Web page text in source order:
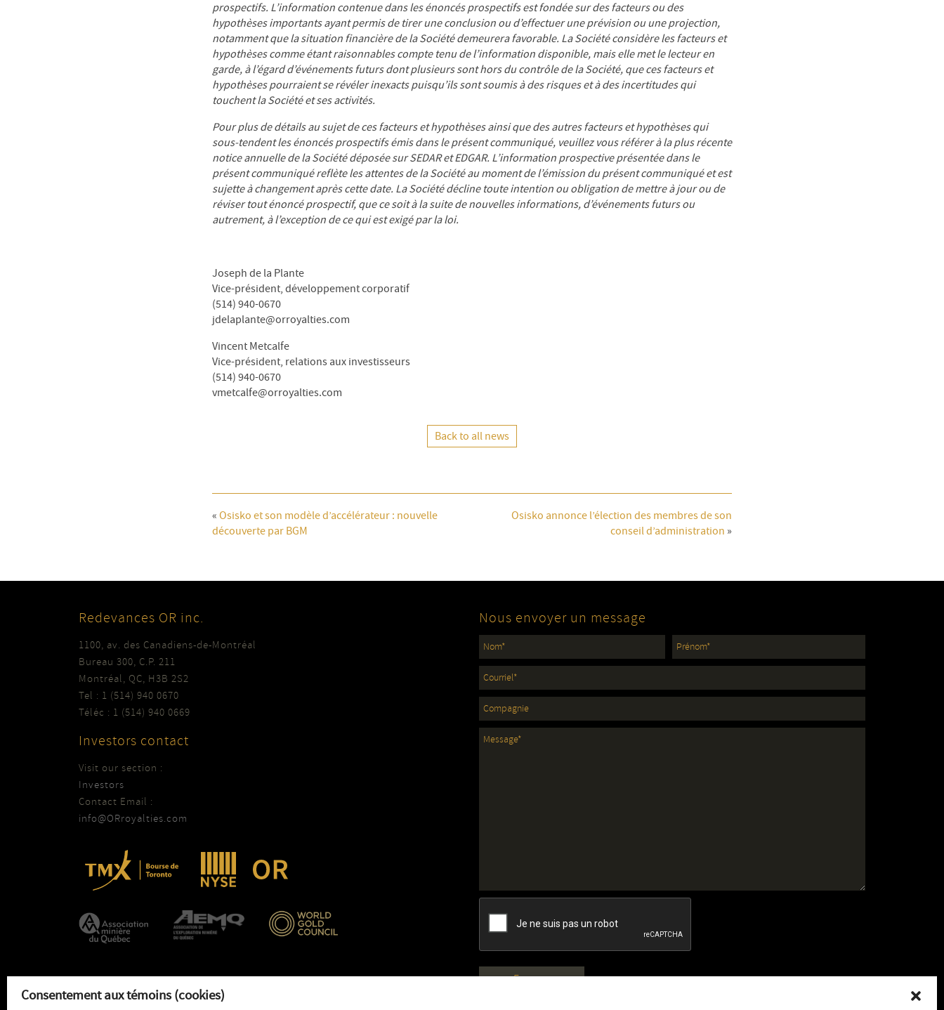
Consentement aux témoins (cookies)
prospectifs. L’information contenue dans les énoncés prospectifs est fondée sur des facteurs ou des
hypothèses importants ayant permis de tirer une conclusion ou d’effectuer une prévision ou une projection,
notamment que la situation financière de la Société demeurera favorable. La Société considère les facteurs et
hypothèses comme étant raisonnables compte tenu de l’information disponible, mais elle met le lecteur en
garde, à l’égard d’événements futurs dont plusieurs sont hors du contrôle de la Société, que ces facteurs et
hypothèses pourraient se révéler inexacts puisqu’ils sont soumis à des risques et à des incertitudes qui
touchent la Société et ses activités.
Pour plus de détails au sujet de ces facteurs et hypothèses ainsi que des autres facteurs et hypothèses qui
sous-tendent les énoncés prospectifs émis dans le présent communiqué, veuillez vous référer à la plus récente
notice annuelle de la Société déposée sur SEDAR et EDGAR. L’information prospective présentée dans le
présent communiqué reflète les attentes de la Société au moment de l’émission du présent communiqué et est
sujette à changement après cette date. La Société décline toute intention ou obligation de mettre à jour ou de
réviser tout énoncé prospectif, que ce soit à la suite de nouvelles informations, d’événements futurs ou
autrement, à l’exception de ce qui est exigé par la loi.
Joseph de la Plante
Vice-président, développement corporatif
(514) 940-0670
jdelaplante@orroyalties.com
Vincent Metcalfe
Vice-président, relations aux investisseurs
(514) 940-0670
vmetcalfe@orroyalties.com
Back to all news
« Osisko et son modèle d’accélérateur : nouvelle
découverte par BGM
Osisko annonce l’élection des membres de son
conseil d’administration »
Redevances OR inc.
1100, av. des Canadiens-de-Montréal
Bureau 300, C.P. 211
Montréal, QC, H3B 2S2
Tel : 1 (514) 940 0670
Téléc : 1 (514) 940 0669
Investors contact
Visit our section :
Investors
Contact Email :
info@ORroyalties.com
Nous envoyer un message